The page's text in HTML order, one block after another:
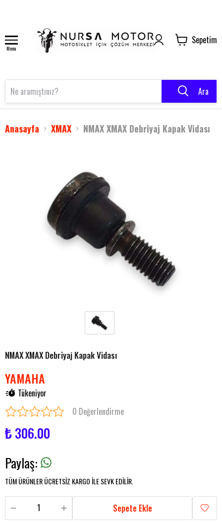
Menu
Sepetim
Ara
Anasayfa XMAX NMAX XMAX Debriyaj Kapak Vidası
NMAX XMAX Debriyaj Kapak Vidası
YAMAHA
Tükeniyor
0 Değerlendirme
₺ 306.00
Paylaş:
TÜM ÜRÜNLER ÜCRETSİZ KARGO İLE SEVK EDİLİR.
Sepete Ekle